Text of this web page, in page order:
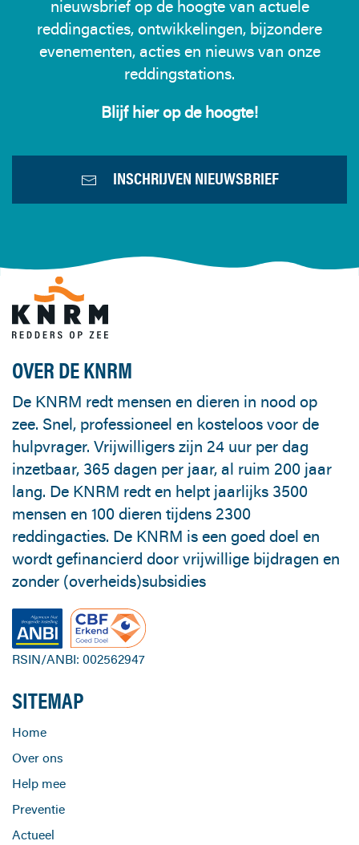
nieuwsbrief op de hoogte van actuele
reddingacties, ontwikkelingen, bijzondere
evenementen, acties en nieuws van onze
reddingstations.
Blijf hier op de hoogte!
INSCHRIJVEN NIEUWSBRIEF
OVER DE KNRM
De KNRM redt mensen en dieren in nood op
zee. Snel, professioneel en kosteloos voor de
hulpvrager. Vrijwilligers zijn 24 uur per dag
inzetbaar, 365 dagen per jaar, al ruim 200 jaar
lang. De KNRM redt en helpt jaarlijks 3500
mensen en 100 dieren tijdens 2300
reddingacties. De KNRM is een goed doel en
wordt gefinancierd door vrijwillige bijdragen en
zonder (overheids)subsidies
RSIN/ANBI: 002562947
SITEMAP
Home
Over ons
Help mee
Preventie
Actueel